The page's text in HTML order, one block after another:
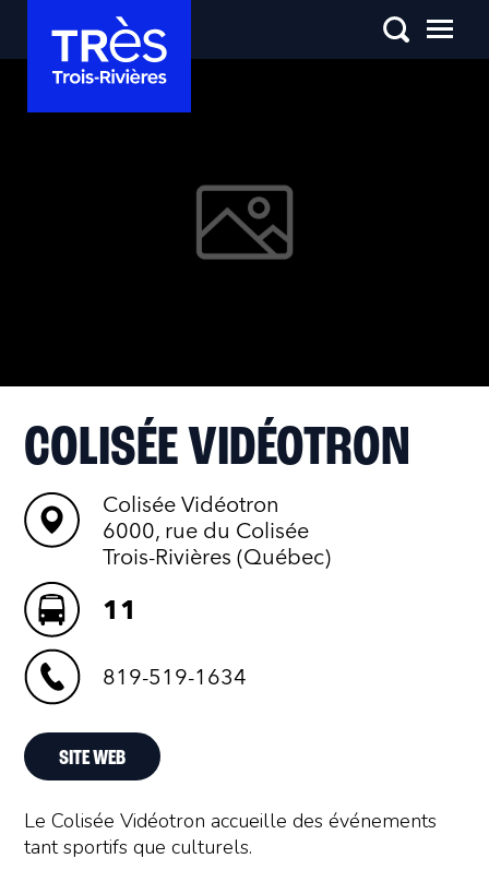
Le Colisée Vidéotron accueille des événements
tant sportifs que culturels.
COLISÉE VIDÉOTRON
Colisée Vidéotron
6000, rue du Colisée
Trois-Rivières (Québec)
11
819-519-1634
SITE WEB